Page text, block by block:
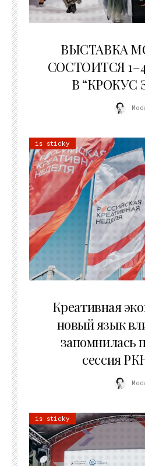
ВЫСТАВКА
СОСТОИТСЯ
В “КРОКУС
is sticky
Креативная
новый язык
запомнилась
сессия
is sticky